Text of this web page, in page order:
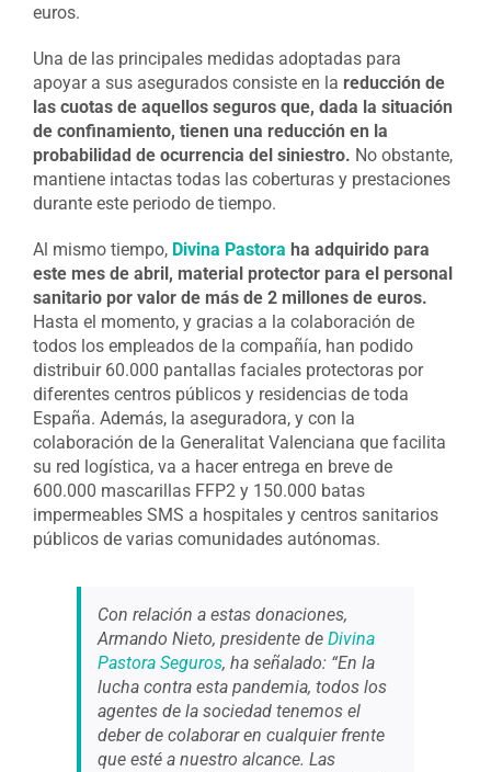
euros.
Una de las principales medidas adoptadas para
apoyar a sus asegurados consiste en la reducción de
las cuotas de aquellos seguros que, dada la situación
de confinamiento, tienen una reducción en la
probabilidad de ocurrencia del siniestro. No obstante,
mantiene intactas todas las coberturas y prestaciones
durante este periodo de tiempo.
Al mismo tiempo, Divina Pastora ha adquirido para
este mes de abril, material protector para el personal
sanitario por valor de más de 2 millones de euros.
Hasta el momento, y gracias a la colaboración de
todos los empleados de la compañía, han podido
distribuir 60.000 pantallas faciales protectoras por
diferentes centros públicos y residencias de toda
España. Además, la aseguradora, y con la
colaboración de la Generalitat Valenciana que facilita
su red logística, va a hacer entrega en breve de
600.000 mascarillas FFP2 y 150.000 batas
impermeables SMS a hospitales y centros sanitarios
públicos de varias comunidades autónomas.
Con relación a estas donaciones,
Armando Nieto, presidente de Divina
Pastora Seguros, ha señalado: “En la
lucha contra esta pandemia, todos los
agentes de la sociedad tenemos el
deber de colaborar en cualquier frente
que esté a nuestro alcance. Las